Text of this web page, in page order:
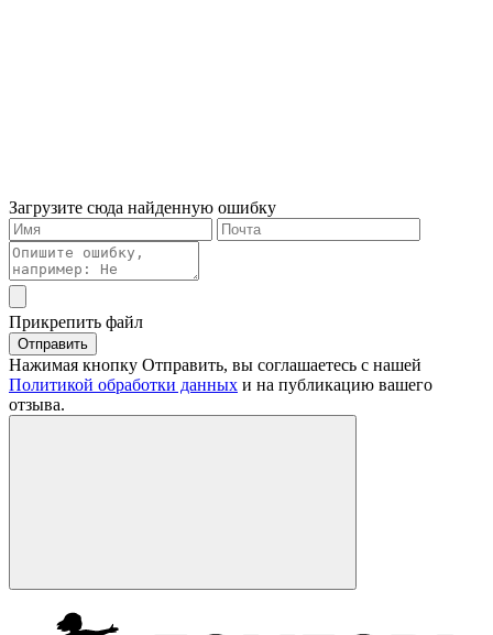
Загрузите сюда найденную ошибку
Прикрепить файл
Отправить
Нажимая кнопку Отправить, вы соглашаетесь с нашей
Политикой обработки данных и на публикацию вашего
отзыва.